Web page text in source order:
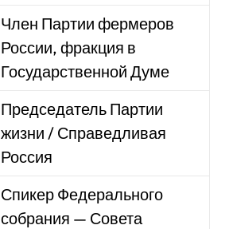
Член Партии фермеров
России, фракция в
Государственной Думе
Председатель Партии
жизни / Справедливая
Россия
Спикер Федерального
собрания — Совета